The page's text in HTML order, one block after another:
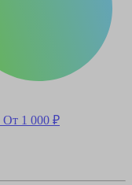
От 1 000 ₽